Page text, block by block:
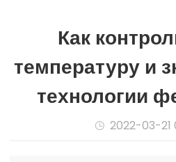
Как
температуру и
технологии
 2022-03-21